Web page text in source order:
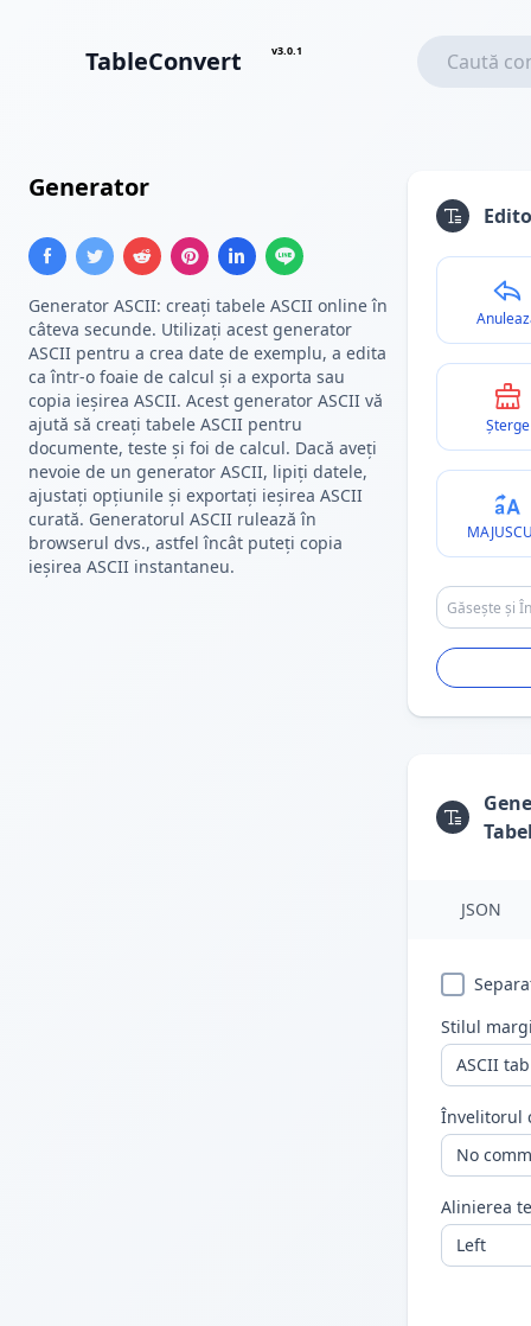
TableConvert v3.0.1
Generator
Generator ASCII: creați tabele ASCII online în
câteva secunde. Utilizați acest generator
ASCII pentru a crea date de exemplu, a edita
ca într-o foaie de calcul și a exporta sau
copia ieșirea ASCII. Acest generator ASCII vă
ajută să creați tabele ASCII pentru
documente, teste și foi de calcul. Dacă aveți
nevoie de un generator ASCII, lipiți datele,
ajustați opțiunile și exportați ieșirea ASCII
curată. Generatorul ASCII rulează în
browserul dvs., astfel încât puteți copia
ieșirea ASCII instantaneu.
Șterge
JSON
Stilul
Învelitorul
Alinierea